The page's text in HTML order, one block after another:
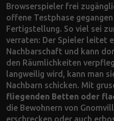
Browserspieler frei
offene Testphase
Fertigstellung. So viel sei
verraten: Der Spieler leitet
Nachbarschaft und kann
den Räumlichkeiten
langweilig wird, kann man
Nachbarn schicken. Mit
fliegenden Betten oder
die Bewohnern von
erschrecken oder auch